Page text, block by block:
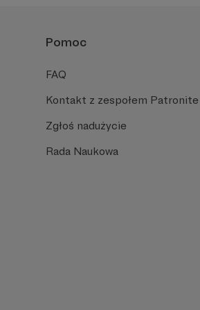
Pomoc
FAQ
Kontakt z zespołem Patronite
Zgłoś nadużycie
Rada Naukowa